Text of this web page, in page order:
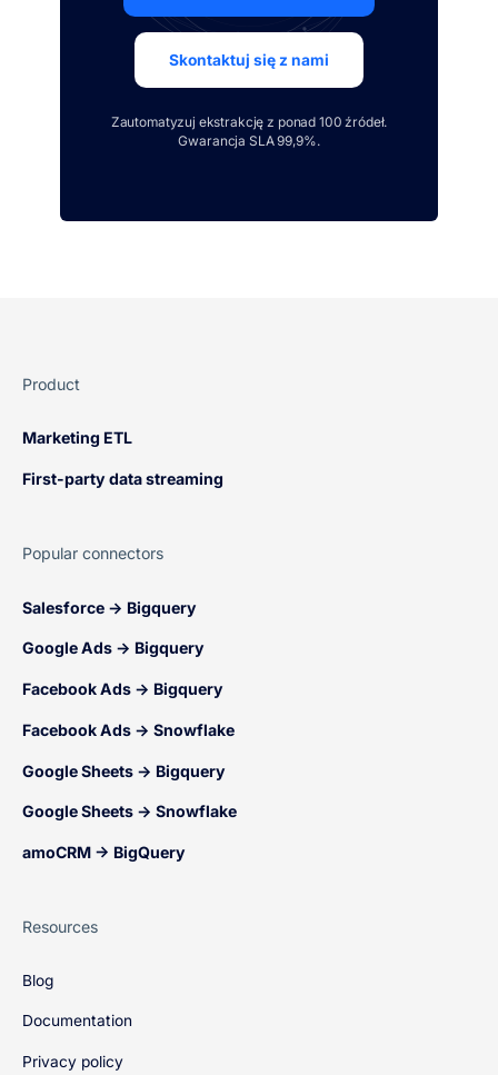
Skontaktuj się z nami
Zautomatyzuj ekstrakcję z ponad 100 źródeł.
Gwarancja SLA 99,9%.
Product
Marketing ETL
First-party data streaming
Popular connectors
Salesforce → Bigquery
Google Ads → Bigquery
Facebook Ads → Bigquery
Facebook Ads → Snowflake
Google Sheets → Bigquery
Google Sheets → Snowflake
amoCRM → BigQuery
Resources
Blog
Documentation
Privacy policy